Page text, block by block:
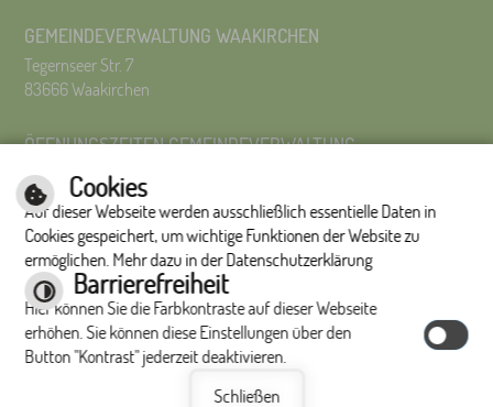
GEMEINDEVERWALTUNG WAAKIRCHEN
Tegernseer Str. 7
83666 Waakirchen
ÖFFNUNGSZEITEN GEMEINDEVERWALTUNG
Montag bis Freitag 8:00 Uhr – 12:00 Uhr
Montag bis Donnerstag 14:00 – 16:00 Uhr
Es wird um Terminvereinbarung gebeten.
Impressum|Hilfe|Inhalt| Datenschutzerklärung
Optimiert für
mobile Endgeräte
Cookies
Auf dieser Webseite werden ausschließlich essentielle Daten in
Cookies gespeichert, um wichtige Funktionen der Website zu
ermöglichen. Mehr dazu in der Datenschutzerklärung
Barrierefreiheit
Hier können Sie die Farbkontraste auf dieser Webseite
erhöhen. Sie können diese Einstellungen über den
Button "Kontrast" jederzeit deaktivieren.
Schließen